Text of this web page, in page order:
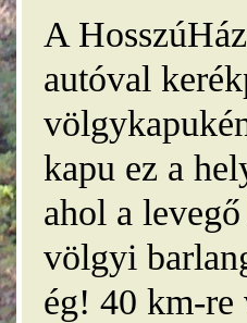
A
autóval
kapu ez a
ahol a
völgyi
ég! 40 km-re